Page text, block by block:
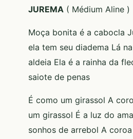
JUREMA ( Médium Aline )
Moça bonita é a cabocla
ela tem seu diadema Lá
aldeia Ela é a rainha da
saiote de penas
É como um girassol A
um girassol É a luz do
sonhos de arrebol A